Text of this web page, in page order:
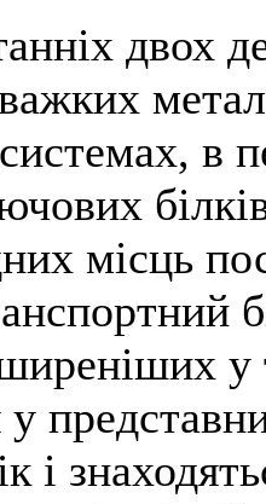
двох
важких
в
місць
у
у
і